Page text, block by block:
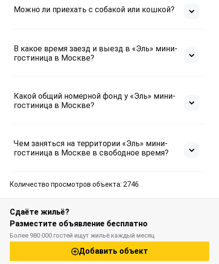
Можно ли приехать с собакой или кошкой?
В какое время заезд и выезд в «Эль» мини-
гостиница в Москве?
Какой общий номерной фонд у «Эль» мини-
гостиница в Москве?
Чем заняться на территории «Эль» мини-
гостиница в Москве в свободное время?
Количество просмотров объекта: 2746
Сдаёте жильё?
Разместите объявление бесплатно
Более 980 000 гостей ищут жильё каждый месяц
Добавить объект